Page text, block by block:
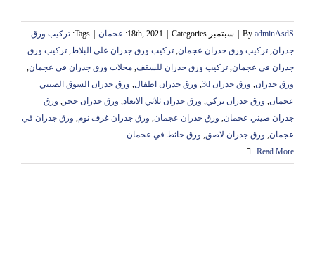
By adminAsdS سبتمبر 18th, 2021 Categories: عجمان Tags: تركيب ورق
جدران, تركيب ورق جدران عجمان, تركيب ورق جدران على البلاط, تركيب ورق
جدران في عجمان, تركيب ورق جدران للسقف, محلات ورق جدران في عجمان,
ورق جدران, ورق جدران 3d , ورق جدران اطفال, ورق جدران السوق الصيني
عجمان, ورق جدران تركي, ورق جدران ثلاثي الابعاد, ورق جدران حجر , ورق
جدران صيني عجمان, ورق جدران عجمان, ورق جدران غرف نوم, ورق جدران في
عجمان, ورق جدران لاصق, ورق حائط في عجمان
Read More